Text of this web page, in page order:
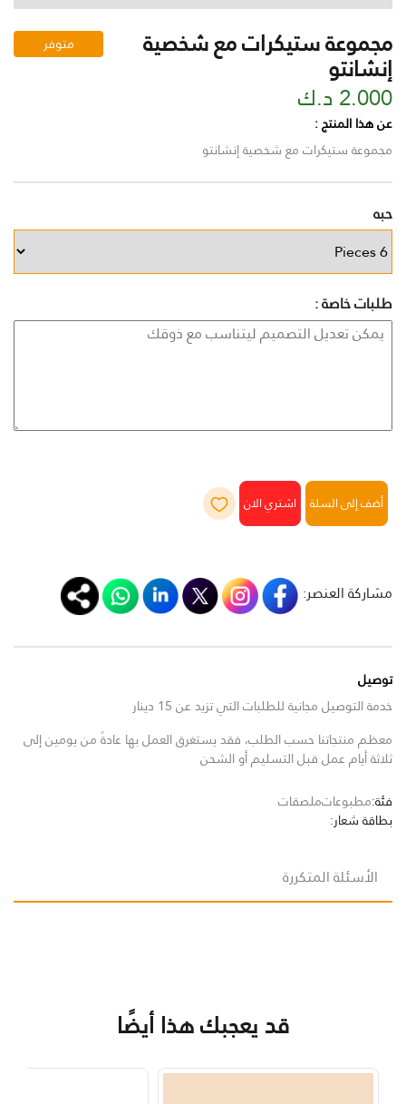
مجموعة ستيكرات مع شخصية
إنشانتو
متوفر
2.000 د.ك
عن هذا المنتج :
مجموعة ستيكرات مع شخصية إنشانتو
حبه
طلبات خاصة :
أضف إلى السلة
مشاركة العنصر:
توصيل
خدمة التوصيل مجانية للطلبات التي تزيد عن 15 دينار
معظم منتجاتنا حسب الطلب، فقد يستغرق العمل بها عادةً من يومين إلى
ثلاثة أيام عمل قبل التسليم أو الشحن
فئة:مطبوعاتملصقات
بطاقة شعار:
الأسئلة المتكررة
قد يعجبك هذا أيضًا